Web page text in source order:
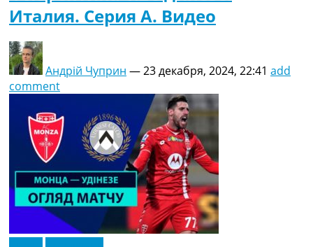
Италия. Серия A. Видео
Андрій Чуприн —23 декабря, 2024, 22:41 add
comment